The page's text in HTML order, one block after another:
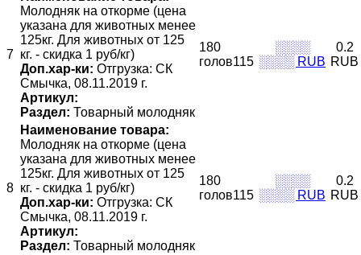
7
Молодняк на откорме (цена
указана для животных менее
125кг. Для животных от 125
кг. - скидка 1 руб/кг)
Доп.хар-ки: Отгрузка: СК
Смычка, 08.11.2019 г.
Артикул:
Раздел: Товарный молодняк
180
голов115
░░░░
░░░░ RUB
0.2
RUB
8
Наименование товара:
Молодняк на откорме (цена
указана для животных менее
125кг. Для животных от 125
кг. - скидка 1 руб/кг)
Доп.хар-ки: Отгрузка: СК
Смычка, 08.11.2019 г.
Артикул:
Раздел: Товарный молодняк
180
голов115
░░░░
░░░░ RUB
0.2
RUB